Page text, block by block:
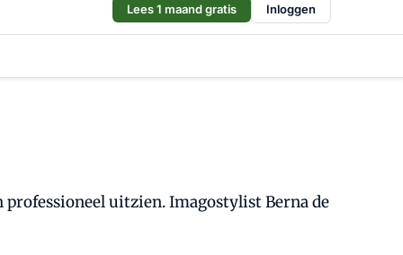
Lees 1 maand gratis Inloggen
uitzien. Imagostylist Berna de